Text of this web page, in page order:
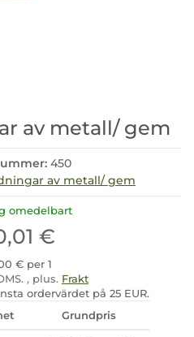
av metall/ gem
450
av metall/ gem
omedelbart
€
€ per 1
, plus. Frakt
ordervärdet på 25 EUR.
Grundpris